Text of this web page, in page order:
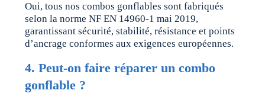
Oui, tous nos combos gonflables sont fabriqués
selon la norme NF EN 14960-1 mai 2019,
garantissant sécurité, stabilité, résistance et points
d’ancrage conformes aux exigences européennes.
4. Peut-on faire réparer un combo
gonflable ?